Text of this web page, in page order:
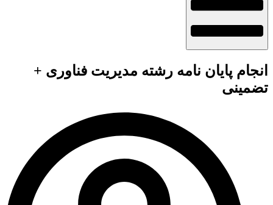
انجام پایان نامه رشته مدیریت فناوری +
تضمینی